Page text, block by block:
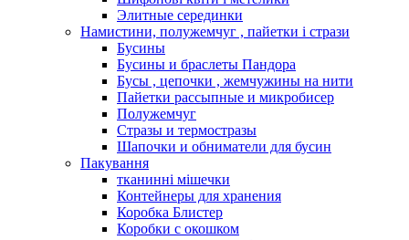
Элитные серединки
Намистини, полужемчуг , пайетки і стрази
Бусины
Бусины и браслеты Пандора
Бусы , цепочки , жемчужины на нити
Пайетки рассыпные и микробисер
Полужемчуг
Стразы и термостразы
Шапочки и обниматели для бусин
Пакування
тканинні мішечки
Контейнеры для хранения
Коробка Блистер
Коробки с окошком